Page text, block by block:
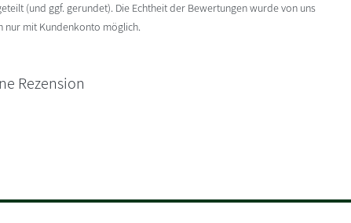
(und ggf. gerundet). Die Echtheit der Bewertungen wurde von uns
nur mit Kundenkonto möglich.
Rezension